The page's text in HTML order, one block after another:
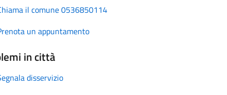
il comune 0536850114
un appuntamento
in città
disservizio